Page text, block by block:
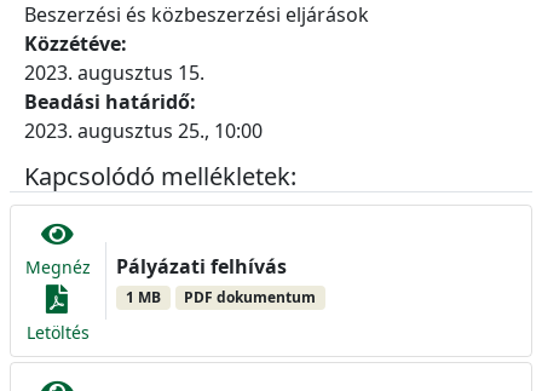
Beszerzési és közbeszerzési eljárások
Közzétéve:
2023. augusztus 15.
Beadási határidő:
2023. augusztus 25., 10:00
Kapcsolódó mellékletek:
Megnéz
Letöltés
Pályázati felhívás
1 MB PDF dokumentum